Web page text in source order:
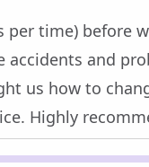
time) before
and
us how to
Highly